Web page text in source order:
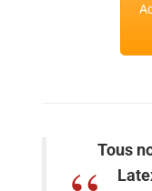
Tous